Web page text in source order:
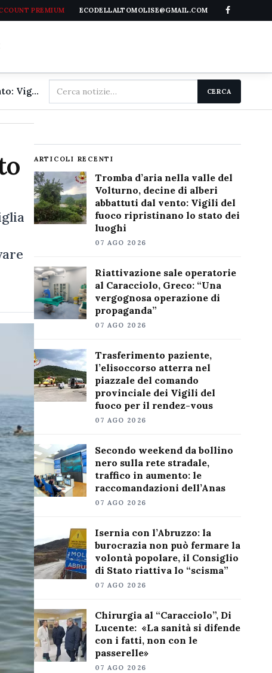
PREMIUM ECODELLALTOMOLISE@GMAIL.COM
Tromba d'aria nella valle del Volturno, decine di alberi abbattuti dal vento: Vigili del fuoco ripristinano lo stato dei luoghi
Cerca
nel
CERCA
ARTICOLI RECENTI
Tromba d’aria nella valle del
Volturno, decine di alberi
abbattuti dal vento: Vigili del
fuoco ripristinano lo stato dei
luoghi
07 AGO 2026
Riattivazione sale operatorie
al Caracciolo, Greco: “Una
vergognosa operazione di
propaganda”
07 AGO 2026
Trasferimento paziente,
l’elisoccorso atterra nel
piazzale del comando
provinciale dei Vigili del
fuoco per il rendez-vous
07 AGO 2026
Secondo weekend da bollino
nero sulla rete stradale,
traffico in aumento: le
raccomandazioni dell’Anas
07 AGO 2026
Isernia con l’Abruzzo: la
burocrazia non può fermare la
volontà popolare, il Consiglio
di Stato riattiva lo “scisma”
07 AGO 2026
Chirurgia al “Caracciolo”, Di
Lucente: «La sanità si difende
con i fatti, non con le
passerelle»
07 AGO 2026